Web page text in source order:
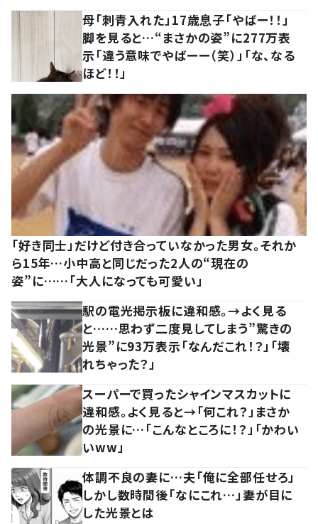
母「刺青入れた」17歳息子「やばー！！」
脚を見ると…“まさかの姿”に277万表
示「違う意味でやばーー（笑）」「な、なる
ほど！！」
「好き同士」だけど付き合っていなかった男女。それか
ら15年…小中高と同じだった2人の“現在の
姿”に……「大人になっても可愛い」
駅の電光掲示板に違和感。→よく見る
と……思わず二度見してしまう”驚きの
光景”に93万表示「なんだこれ！？」「壊
れちゃった？」
スーパーで買ったシャインマスカットに
違和感。よく見ると→「何これ？」まさか
の光景に…「こんなところに！？」「かわい
いww」
体調不良の妻に…夫「俺に全部任せろ」
しかし数時間後「なにこれ…」妻が目に
した光景とは